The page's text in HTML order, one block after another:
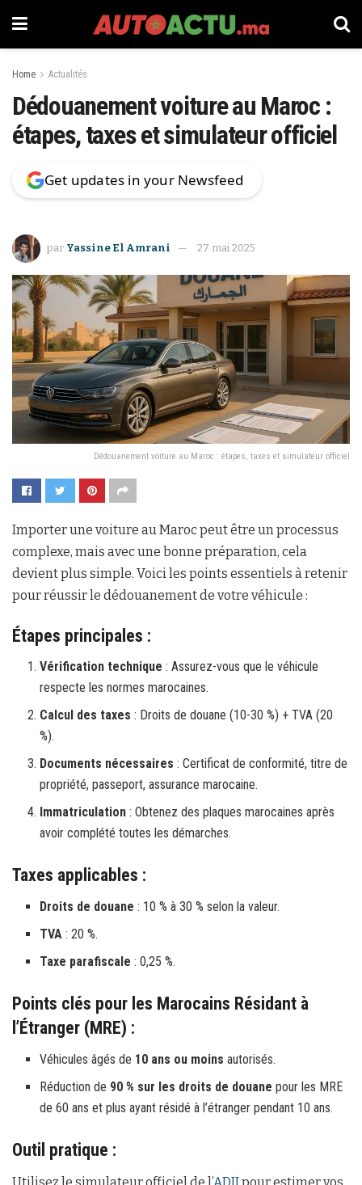
Home Actualités
Dédouanement voiture au Maroc :
étapes, taxes et simulateur officiel
Get updates in your Newsfeed
par Yassine El Amrani 27 mai 2025
Dédouanement voiture au Maroc : étapes, taxes et simulateur officiel
Importer une voiture au Maroc peut être un processus
complexe, mais avec une bonne préparation, cela
devient plus simple. Voici les points essentiels à retenir
pour réussir le dédouanement de votre véhicule :
Étapes principales :
Vérification technique : Assurez-vous que le véhicule
respecte les normes marocaines.
Calcul des taxes : Droits de douane (10-30 %) + TVA (20
%).
Documents nécessaires : Certificat de conformité, titre de
propriété, passeport, assurance marocaine.
Immatriculation : Obtenez des plaques marocaines après
avoir complété toutes les démarches.
Taxes applicables :
Droits de douane : 10 % à 30 % selon la valeur.
TVA : 20 %.
Taxe parafiscale : 0,25 %.
Points clés pour les Marocains Résidant à
l’Étranger (MRE) :
Véhicules âgés de 10 ans ou moins autorisés.
Réduction de 90 % sur les droits de douane pour les MRE
de 60 ans et plus ayant résidé à l’étranger pendant 10 ans.
Outil pratique :